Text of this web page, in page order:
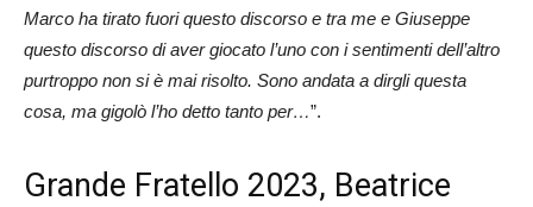
Marco ha tirato fuori questo discorso e tra me e Giuseppe
questo discorso di aver giocato l’uno con i sentimenti dell’altro
purtroppo non si è mai risolto. Sono andata a dirgli questa
cosa, ma gigolò l’ho detto tanto per…”.
Grande Fratello 2023, Beatrice